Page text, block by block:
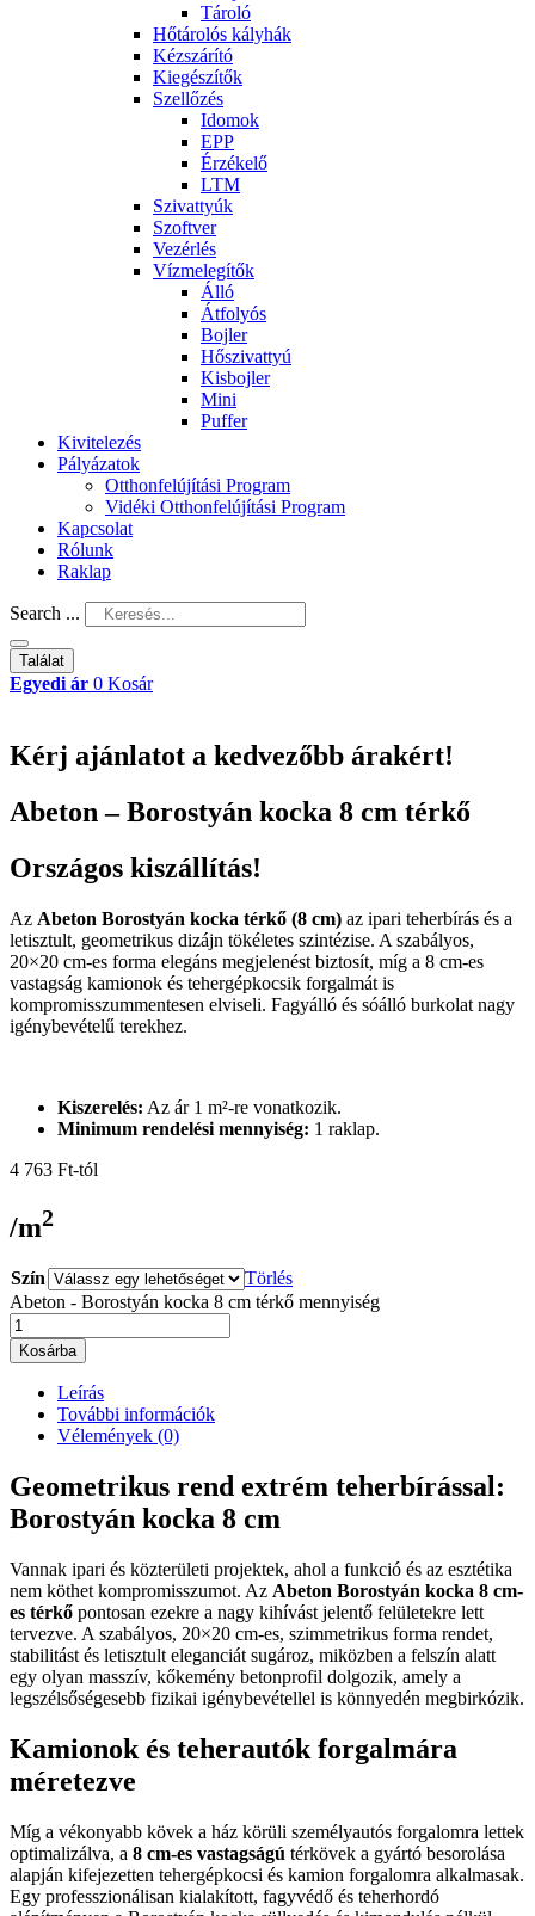
Tároló
Hőtárolós kályhák
Kézszárító
Kiegészítők
Szellőzés
Idomok
EPP
Érzékelő
LTM
Szivattyúk
Szoftver
Vezérlés
Vízmelegítők
Álló
Átfolyós
Bojler
Hőszivattyú
Kisbojler
Mini
Puffer
Kivitelezés
Pályázatok
Otthonfelújítási Program
Vidéki Otthonfelújítási Program
Kapcsolat
Rólunk
Raklap
Search ...
Találat
Egyedi ár 0 Kosár
Kérj ajánlatot a kedvezőbb árakért!
Abeton – Borostyán kocka 8 cm térkő
Országos kiszállítás!
Az Abeton Borostyán kocka térkő (8 cm) az ipari teherbírás és a
letisztult, geometrikus dizájn tökéletes szintézise. A szabályos,
20×20 cm-es forma elegáns megjelenést biztosít, míg a 8 cm-es
vastagság kamionok és tehergépkocsik forgalmát is
kompromisszummentesen elviseli. Fagyálló és sóálló burkolat nagy
igénybevételű terekhez.
Kiszerelés: Az ár 1 m²-re vonatkozik.
Minimum rendelési mennyiség: 1 raklap.
4 763 Ft-tól
/m2
Szín
Törlés
Abeton - Borostyán kocka 8 cm térkő mennyiség
Kosárba
Leírás
További információk
Vélemények (0)
Geometrikus rend extrém teherbírással:
Borostyán kocka 8 cm
Vannak ipari és közterületi projektek, ahol a funkció és az esztétika
nem köthet kompromisszumot. Az Abeton Borostyán kocka 8 cm-
es térkő pontosan ezekre a nagy kihívást jelentő felületekre lett
tervezve. A szabályos, 20×20 cm-es, szimmetrikus forma rendet,
stabilitást és letisztult eleganciát sugároz, miközben a felszín alatt
egy olyan masszív, kőkemény betonprofil dolgozik, amely a
legszélsőségesebb fizikai igénybevétellel is könnyedén megbirkózik.
Kamionok és teherautók forgalmára
méretezve
Míg a vékonyabb kövek a ház körüli személyautós forgalomra lettek
optimalizálva, a 8 cm-es vastagságú térkövek a gyártó besorolása
alapján kifejezetten tehergépkocsi és kamion forgalomra alkalmasak.
Egy professzionálisan kialakított, fagyvédő és teherhordó